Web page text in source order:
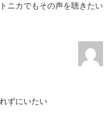
ニカでもその声を聴きたい
ずにいたい